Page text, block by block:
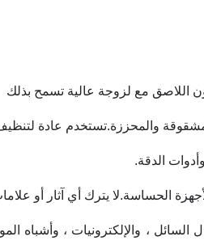
اللاصق مع لزوجة عالية تسمح بذلك
والمحززة.تستخدم عادة
الدقة.
، والإلكترونيات ، وأشباه